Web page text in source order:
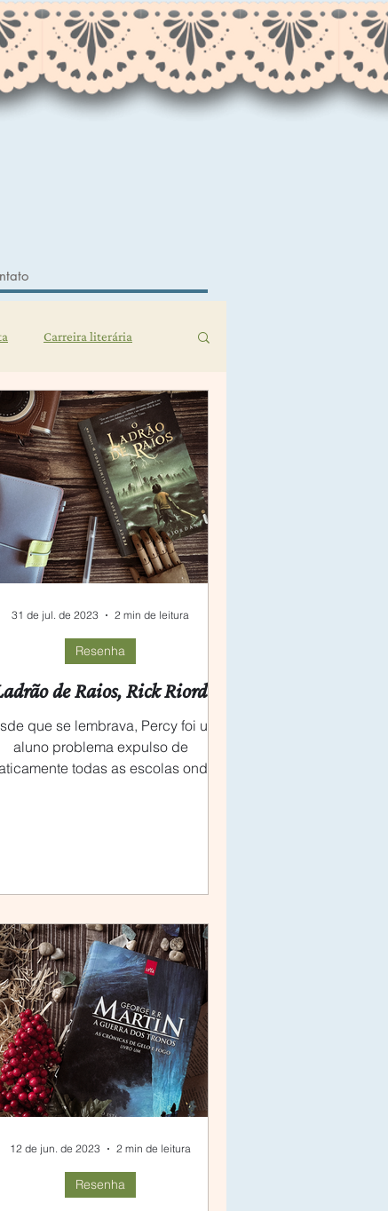
Carreira literária
de Raios, Rick Riordan
que se lembrava, Percy foi um
aluno problema expulso de
todas as escolas onde
Resenha
31 de jul. de 2023 2 min de leitura
Resenha
12 de jun. de 2023 2 min de leitura